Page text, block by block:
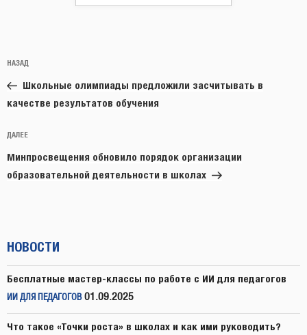
по
записям
Предыдущая
запись:
НАЗАД
Школьные олимпиады предложили засчитывать в
качестве результатов обучения
Следующая
запись
ДАЛЕЕ
Минпросвещения обновило порядок организации
образовательной деятельности в школах
НОВОСТИ
Бесплатные мастер-классы по работе с ИИ для педагогов
ИИ ДЛЯ ПЕДАГОГОВ 01.09.2025
Что такое «Точки роста» в школах и как ими руководить?